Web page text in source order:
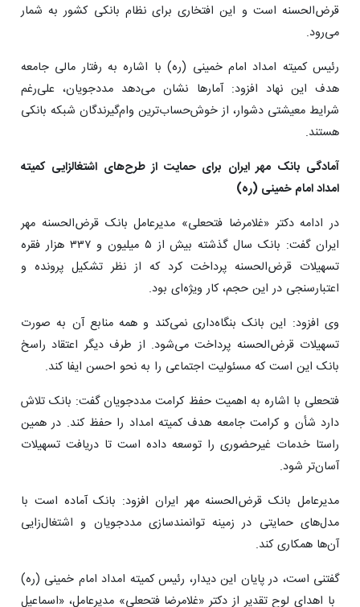
قرض‌الحسنه است و این افتخاری برای نظام بانکی کشور به شمار
می‌رود.
رئیس کمیته امداد امام خمینی (ره) با اشاره به رفتار مالی جامعه
هدف این نهاد افزود: آمارها نشان می‌دهد مددجویان، علی‌رغم
شرایط معیشتی دشوار، از خوش‌حساب‌ترین وام‌گیرندگان شبکه بانکی
هستند.
آمادگی بانک مهر ایران برای حمایت از طرح‌های اشتغالزایی کمیته
امداد امام خمینی (ره)
در ادامه دکتر «غلامرضا فتحعلی» مدیرعامل بانک قرض‌الحسنه مهر
ایران گفت: بانک سال گذشته بیش از ۵ میلیون و ۳۳۷ هزار فقره
تسهیلات قرض‌الحسنه پرداخت کرد که از نظر تشکیل پرونده و
اعتبارسنجی در این حجم، کار ویژه‌ای بود.
وی افزود: این بانک بنگاه‌داری نمی‌کند و همه منابع آن به صورت
تسهیلات قرض‌الحسنه پرداخت می‌شود. از طرف دیگر اعتقاد راسخ
بانک این است که مسئولیت اجتماعی را به نحو احسن ایفا کند.
فتحعلی با اشاره به اهمیت حفظ کرامت مددجویان گفت: بانک تلاش
دارد شأن و کرامت جامعه هدف کمیته امداد را حفظ کند. در همین
راستا خدمات غیرحضوری را توسعه داده است تا دریافت تسهیلات
آسان‌تر شود.
مدیرعامل بانک قرض‌الحسنه مهر ایران افزود: بانک آماده است با
مدل‌های حمایتی در زمینه توانمندسازی مددجویان و اشتغال‌زایی
آن‌ها همکاری کند.
گفتنی است، در پایان این دیدار، رئیس کمیته امداد امام خمینی (ره)
با اهدای لوح تقدیر از دکتر «غلامرضا فتحعلی» مدیرعامل، «اسماعیل